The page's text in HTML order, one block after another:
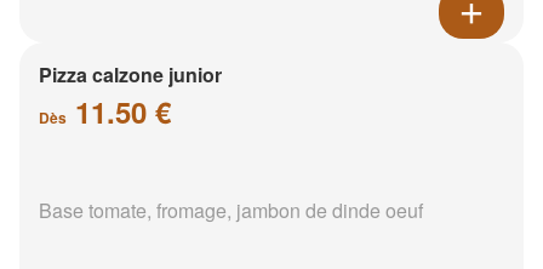
Pizza calzone junior
Dès 11.50 €
Base tomate, fromage, jambon de dinde oeuf